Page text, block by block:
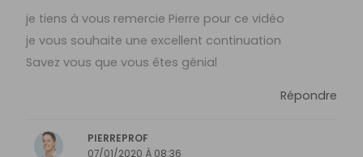
je tiens à vous remercie Pierre pour ce vidéo
je vous souhaite une excellent continuation
Savez vous que vous êtes génial
Répondre
PIERREPROF
07/01/2020 À 08:36